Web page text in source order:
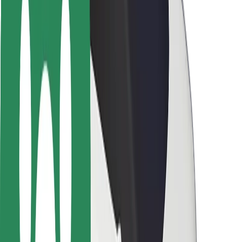
Seguridad para usuarios
Seguridad para conductores
Seguridad para patinetes
Laboratorio de seguridad
Ciudades
Dónde estamos
Soluciones para las ciudades
Aeropuertos
Estaciones de carga de Bolt
Soporte
Para usuarios
Para conductores
Para repartidores